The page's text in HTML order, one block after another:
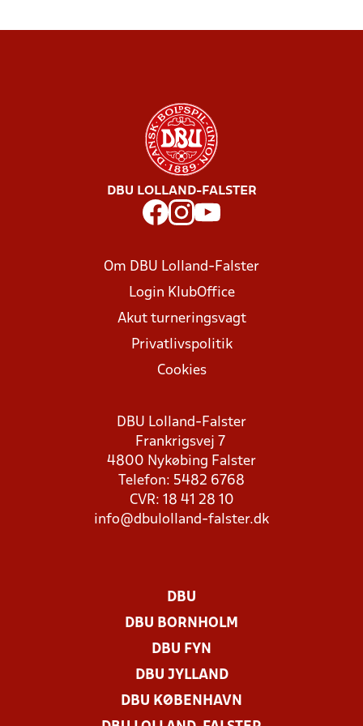
DBU LOLLAND-FALSTER
Om DBU Lolland-Falster
Login KlubOffice
Akut turneringsvagt
Privatlivspolitik
Cookies
DBU Lolland-Falster
Frankrigsvej 7
4800 Nykøbing Falster
Telefon: 5482 6768
CVR: 18 41 28 10
info@dbulolland-falster.dk
DBU
DBU BORNHOLM
DBU FYN
DBU JYLLAND
DBU KØBENHAVN